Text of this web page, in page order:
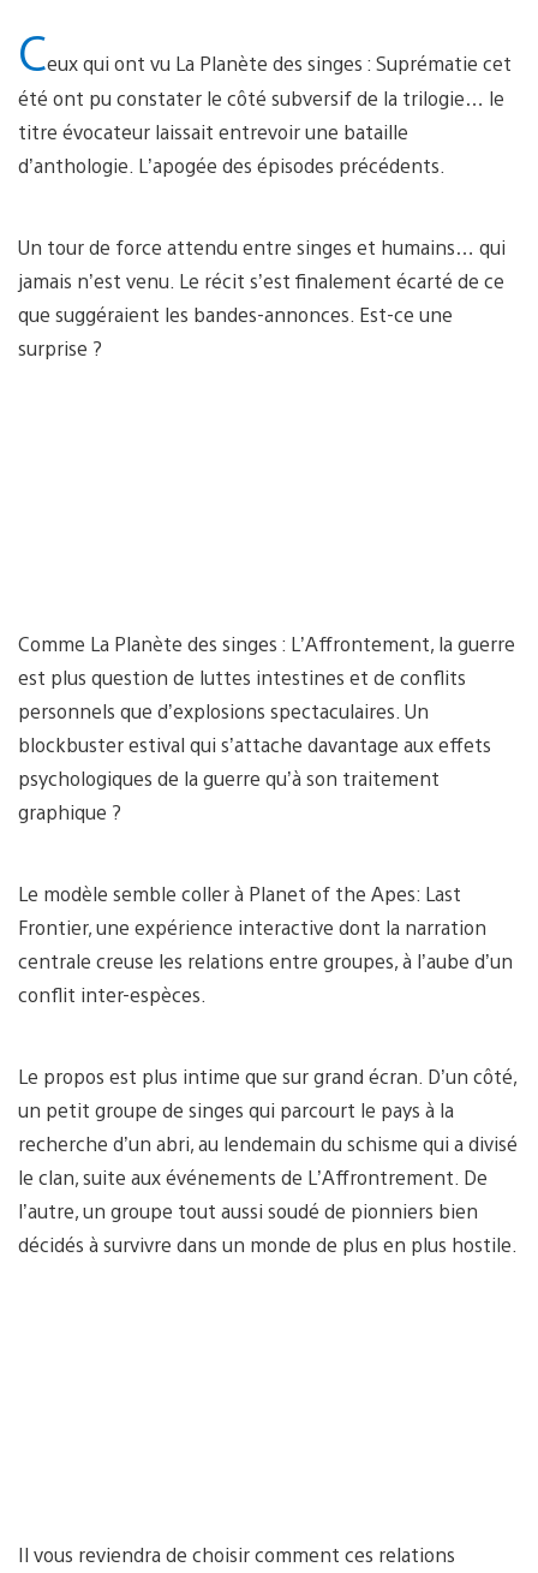
Ceux qui ont vu La Planète des singes : Suprématie cet
été ont pu constater le côté subversif de la trilogie… le
titre évocateur laissait entrevoir une bataille
d’anthologie. L’apogée des épisodes précédents.
Un tour de force attendu entre singes et humains… qui
jamais n’est venu. Le récit s’est finalement écarté de ce
que suggéraient les bandes-annonces. Est-ce une
surprise ?
Comme La Planète des singes : L’Affrontement, la guerre
est plus question de luttes intestines et de conflits
personnels que d’explosions spectaculaires. Un
blockbuster estival qui s’attache davantage aux effets
psychologiques de la guerre qu’à son traitement
graphique ?
Le modèle semble coller à Planet of the Apes: Last
Frontier, une expérience interactive dont la narration
centrale creuse les relations entre groupes, à l’aube d’un
conflit inter-espèces.
Le propos est plus intime que sur grand écran. D’un côté,
un petit groupe de singes qui parcourt le pays à la
recherche d’un abri, au lendemain du schisme qui a divisé
le clan, suite aux événements de L’Affrontrement. De
l’autre, un groupe tout aussi soudé de pionniers bien
décidés à survivre dans un monde de plus en plus hostile.
Il vous reviendra de choisir comment ces relations